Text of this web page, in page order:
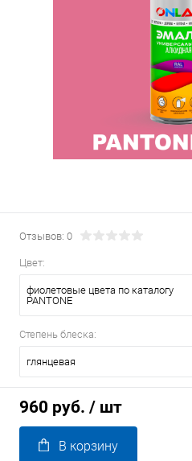
Отзывов: 0
Цвет:
фиолетовые цвета по каталогу
PANTONE
Степень блеска:
глянцевая
960 руб. / шт
В корзину